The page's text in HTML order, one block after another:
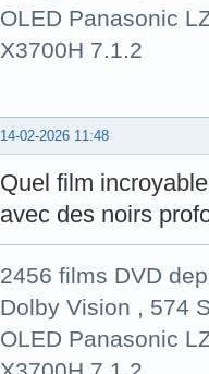
OLED Panasonic
X3700H 7.1.2
14-02-2026 11:48
Quel film
avec des noirs
2456 films DVD
Dolby Vision , 574
OLED Panasonic